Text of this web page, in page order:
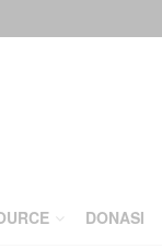
DONASI